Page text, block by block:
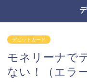
デビットカード
モネリーナで
ない！（エラ